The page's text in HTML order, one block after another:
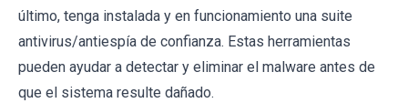
último, tenga instalada y en funcionamiento una suite
antivirus/antiespía de confianza. Estas herramientas
pueden ayudar a detectar y eliminar el malware antes de
que el sistema resulte dañado.